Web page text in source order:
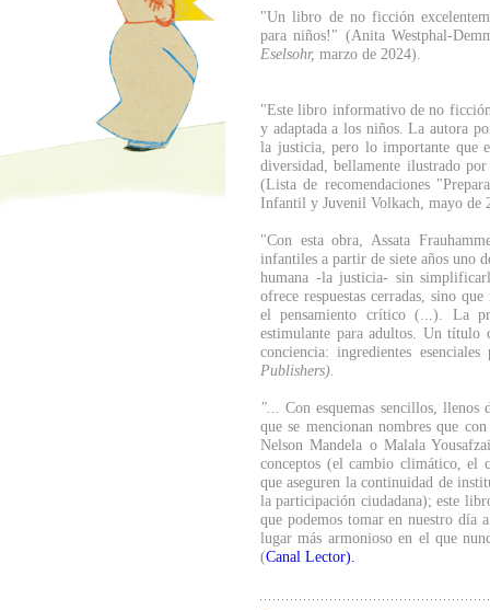
"Un libro de no ficción
para niños!" (Anita Westphal-
Eselsohr, marzo de 2024).
"Este libro informativo de no ficción
y adaptada a los niños. La autora
la justicia, pero lo importante que
diversidad, bellamente ilustrado
(Lista de recomendaciones
Infantil y Juvenil Volkach, mayo de
"Con esta obra, Assata
infantiles a partir de siete años uno
humana -la justicia- sin
ofrece respuestas cerradas, sino
el pensamiento crítico (...). La
estimulante para adultos. Un título
conciencia: ingredientes
Publishers).
"...Con esquemas sencillos, llenos
que se mencionan nombres que
Nelson Mandela o Malala
conceptos (el cambio climático, el
que aseguren la continuidad de
la participación ciudadana); este
que podemos tomar en nuestro día
lugar más armonioso en el que
(Canal Lector).